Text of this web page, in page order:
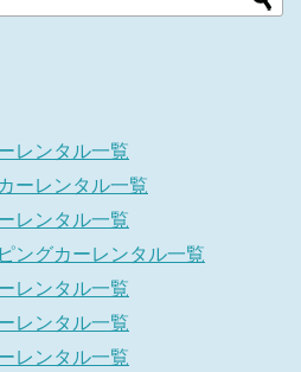
レンタル一覧
ーレンタル一覧
レンタル一覧
ングカーレンタル一覧
レンタル一覧
レンタル一覧
レンタル一覧